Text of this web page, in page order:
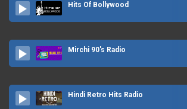
Hits Of Bollywood
Mirchi 90's Radio
Hindi Retro Hits Radio